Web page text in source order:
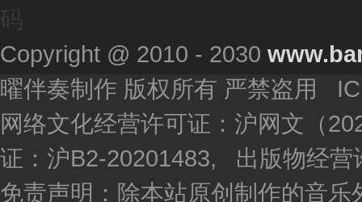
Copyright @ 2010 - 2030
曜伴奏制作 版权所有 严禁盗用
网络文化经营许可证：沪网文（
证：沪B2-20201483, 出版物经营
免责声明：除本站原创制作的音